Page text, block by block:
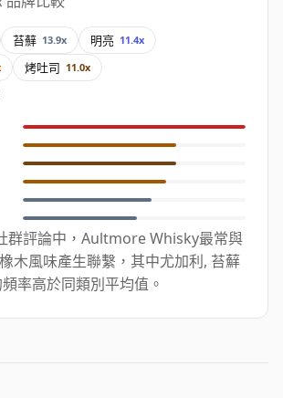
苔蘚 13.9x 明亮 11.4x
烤吐司 11.0x
群評論中，Aultmore Whisky最常與
木風味產生聯繫，其中尤加利, 苔蘚
率高於同類別平均值。